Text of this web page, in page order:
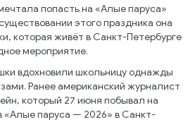
попасть на «Алые паруса»
этого праздника она
которая живёт в Санкт-Петербурге
мероприятие.
вдохновили школьницу однажды
Ранее американский журналист
который 27 июня побывал на
«Алые паруса — 2026» в Санкт-